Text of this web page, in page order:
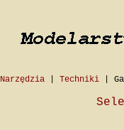
Narzędzia| Techniki|